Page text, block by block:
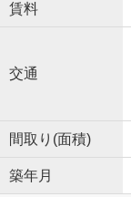
賃料
交通
間取り(面積)
築年月